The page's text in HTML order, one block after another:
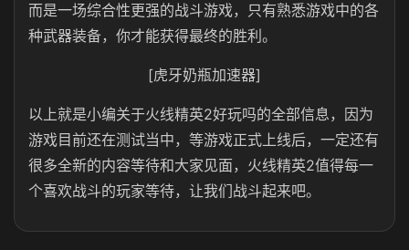
而是一场综合性更强的战斗游戏，只有熟悉游戏中的各
种武器装备，你才能获得最终的胜利。
[虎牙奶瓶加速器]
以上就是小编关于火线精英2好玩吗的全部信息，因为
游戏目前还在测试当中，等游戏正式上线后，一定还有
很多全新的内容等待和大家见面，火线精英2值得每一
个喜欢战斗的玩家等待，让我们战斗起来吧。